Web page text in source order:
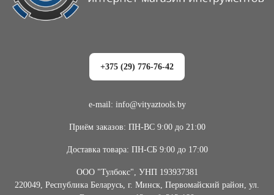
+375 (29) 776-76-42
e-mail: info@vityaztools.by
Приём заказов: ПН-ВС 9:00 до 21:00
Доставка товара: ПН-СБ 9:00 до 17:00
ООО "Тулбокс", УНП 193937381
220049, Республика Беларусь, г. Минск, Первомайский район, ул.